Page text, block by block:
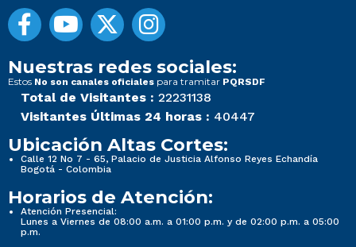
Nuestras redes sociales:
Estos No son canales oficiales para tramitar PQRSDF
Total de Visitantes : 22231138
Visitantes Últimas 24 horas : 40447
Ubicación Altas Cortes:
Calle 12 No 7 - 65, Palacio de Justicia Alfonso Reyes Echandía
Bogotá - Colombia
Horarios de Atención:
Atención Presencial:
Lunes a Viernes de 08:00 a.m. a 01:00 p.m. y de 02:00 p.m. a 05:00
p.m.